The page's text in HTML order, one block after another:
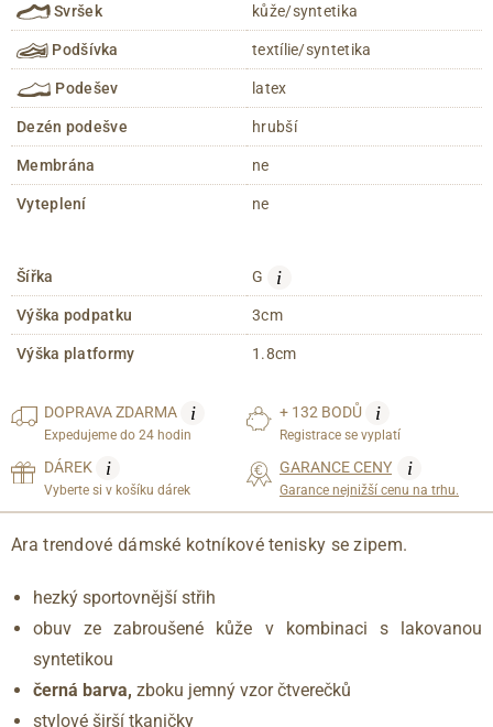
Svršek kůže/syntetika
Podšívka textílie/syntetika
Podešev latex
Dezén podešve hrubší
Membrána ne
Vyteplení ne
Šířka G i
Výška podpatku 3cm
Výška platformy 1.8cm
DOPRAVAZDARMA i
Expedujeme do 24 hodin
+ 132 BODŮ i
Registrace se vyplatí
DÁREK i
Vyberte si v košíku dárek
GARANCE CENY i
Garance nejnižší cenu na trhu.
Ara trendové dámské kotníkové tenisky se zipem.
hezký sportovnější střih
obuv ze zabroušené kůže v kombinaci s lakovanou
syntetikou
černá barva, zboku jemný vzor čtverečků
stylové širší tkaničky